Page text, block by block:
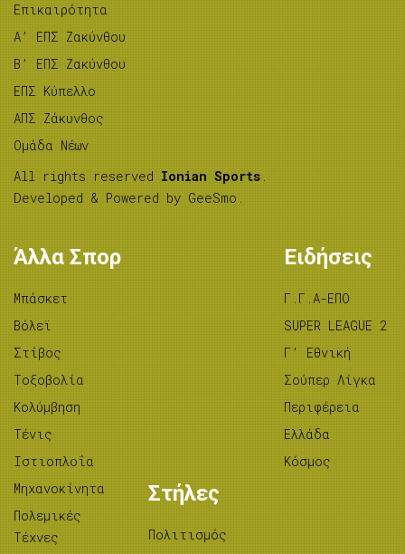
Επικαιρότητα
A’ ΕΠΣ Ζακύνθου
B’ ΕΠΣ Ζακύνθου
ΕΠΣ Κύπελλο
ΑΠΣ Ζάκυνθος
Ομάδα Νέων
All rights reserved Ionian Sports .
Developed & Powered by GeeSmo .
Άλλα Σπορ
Μπάσκετ
Βόλεϊ
Στίβος
Tοξοβολία
Κολύμβηση
Τένις
Ιστιοπλοΐα
Μηχανοκίνητα
Πολεμικές
Τέχνες
Ειδήσεις
Γ.Γ.Α-ΕΠΟ
SUPER LEAGUE 2
Γ’ Εθνική
Σούπερ Λίγκα
Περιφέρεια
Ελλάδα
Κόσμος
Στήλες
Πολιτισμός